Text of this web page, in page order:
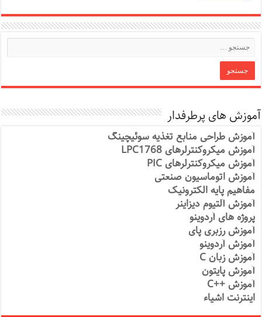
آموزش های پرطرفدار
آموزش طراحی منابع تغذیه سوئیچینگ
آموزش میکروکنترلرهای LPC1768
آموزش میکروکنترلرهای PIC
آموزش اتوماسیون صنعتی
مفاهیم پایه الکترونیک
آموزش آلتیوم دیزاینر
پروژه های آردوینو
آموزش رزبری پای
آموزش آردوینو
آموزش زبان C
آموزش پایتون
آموزش ++C
اینترنت اشیاء